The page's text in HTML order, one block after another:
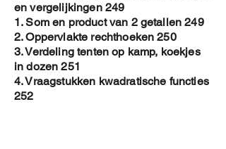
en vergelijkingen 249
1. Som en product van 2 getallen 249
2. Oppervlakte rechthoeken 250
3. Verdeling tenten op kamp, koekjes
in dozen 251
4. Vraagstukken kwadratische functies
252